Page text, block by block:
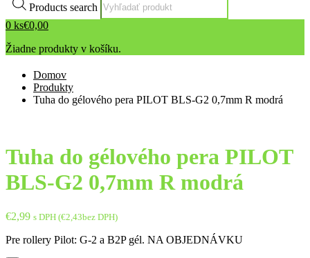
Products search
0 ks€0,00
Žiadne produkty v košíku.
Domov
Produkty
Tuha do gélového pera PILOT BLS-G2 0,7mm R modrá
Tuha do gélového pera PILOT
BLS-G2 0,7mm R modrá
€2,99 s DPH (€2,43bez DPH)
Pre rollery Pilot: G-2 a B2P gél. NA OBJEDNÁVKU